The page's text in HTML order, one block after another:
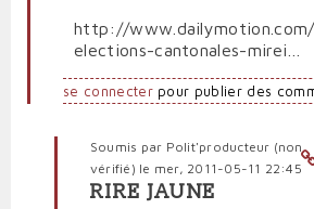
http://
elections-cantonales-mirei…
se connecterpour publier des
Soumis par Polit'producteur (non
vérifié) le mer, 2011-05-11 22:45
En
RIRE JAUNE